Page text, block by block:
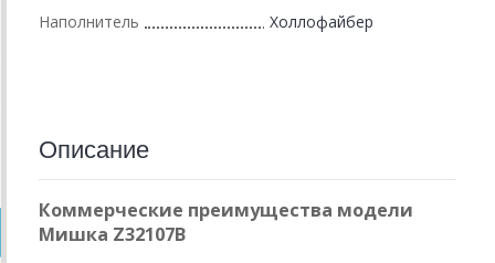
Наполнитель Холлофайбер
Описание
Коммерческие преимущества модели
Мишка Z32107B